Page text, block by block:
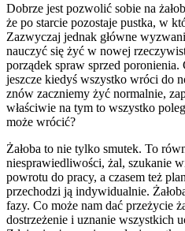
Dobrze jest pozwolić sobie na
że po starcie pozostaje pustka, w
Zazwyczaj jednak główne
nauczyć się żyć w nowej
porządek spraw sprzed
jeszcze kiedyś wszystko wróci do
znów zaczniemy żyć normalnie,
właściwie na tym to wszystko
może wrócić?
Żałoba to nie tylko smutek. To
niesprawiedliwości, żal, szukanie
powrotu do pracy, a czasem też
przechodzi ją indywidualnie.
fazy. Co może nam dać przeżycie
dostrzeżenie i uznanie wszystkich